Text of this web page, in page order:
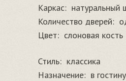
Каркас: натуральный
Количество дверей:
Цвет: слоновая
Стиль: классика
Назначение: в